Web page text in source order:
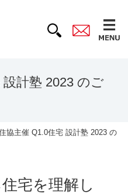
計塾 2023 のご
協主催 Q1.0住宅 設計塾 2023 の
宅を理解し